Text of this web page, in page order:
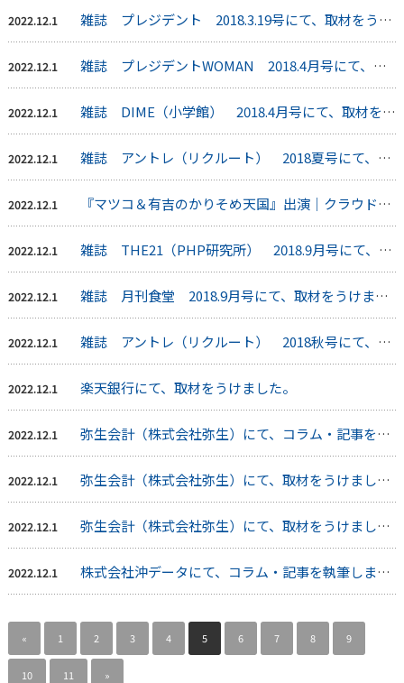
2022.12.1 雑誌 プレジデント 2018.3.19号にて、取材をうけました。
2022.12.1 雑誌 プレジデントWOMAN 2018.4月号にて、取材をうけました。
2022.12.1 雑誌 DIME（小学館） 2018.4月号にて、取材をうけました。
2022.12.1 雑誌 アントレ（リクルート） 2018夏号にて、取材をうけました。
2022.12.1 『マツコ＆有吉のかりそめ天国』出演｜クラウドファンディング講演・セミナー実施
2022.12.1 雑誌 THE21（PHP研究所） 2018.9月号にて、取材をうけました。
2022.12.1 雑誌 月刊食堂 2018.9月号にて、取材をうけました。
2022.12.1 雑誌 アントレ（リクルート） 2018秋号にて、取材をうけました。
2022.12.1 楽天銀行にて、取材をうけました。
2022.12.1 弥生会計（株式会社弥生）にて、コラム・記事を執筆しました。
2022.12.1 弥生会計（株式会社弥生）にて、取材をうけました。
2022.12.1 弥生会計（株式会社弥生）にて、取材をうけました。
2022.12.1 株式会社沖データにて、コラム・記事を執筆しました。
« 1 2 3 4 5 6 7 8 9
10 11 »